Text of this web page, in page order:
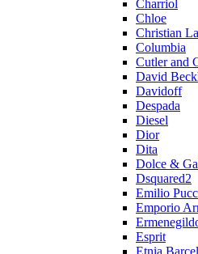
Charriol
Chloe
Christian
Columbia
Cutler and
David
Davidoff
Despada
Diesel
Dior
Dita
Dolce &
Dsquared2
Emilio
Emporio
Esprit
Etnia